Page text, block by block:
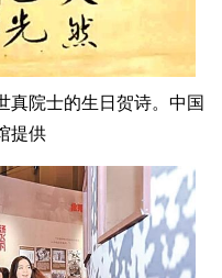
真院士的生日贺诗。中国
提供